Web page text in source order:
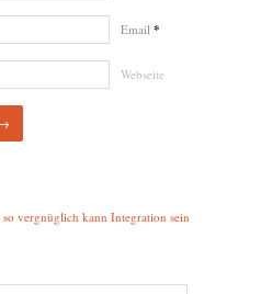
Email *
Webseite
vergnüglich kann Integration sein